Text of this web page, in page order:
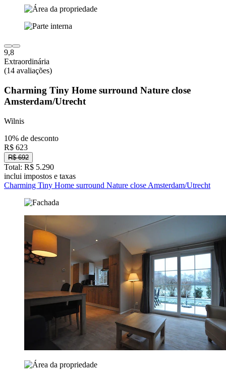
9,8
Extraordinária
(14 avaliações)
Charming Tiny Home surround Nature close
Amsterdam/Utrecht
Wilnis
10% de desconto
R$ 623
R$ 692
Total: R$ 5.290
inclui impostos e taxas
Charming Tiny Home surround Nature close Amsterdam/Utrecht